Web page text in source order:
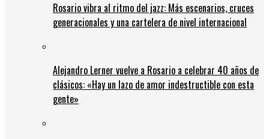
Rosario vibra al ritmo del jazz: Más escenarios, cruces
generacionales y una cartelera de nivel internacional
Alejandro Lerner vuelve a Rosario a celebrar 40 años de
clásicos: «Hay un lazo de amor indestructible con esta
gente»